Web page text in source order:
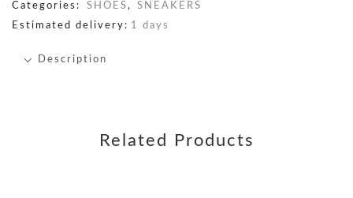
Categories: SHOES,
SNEAKERS
Estimated delivery: 1 days
Description
Related Products